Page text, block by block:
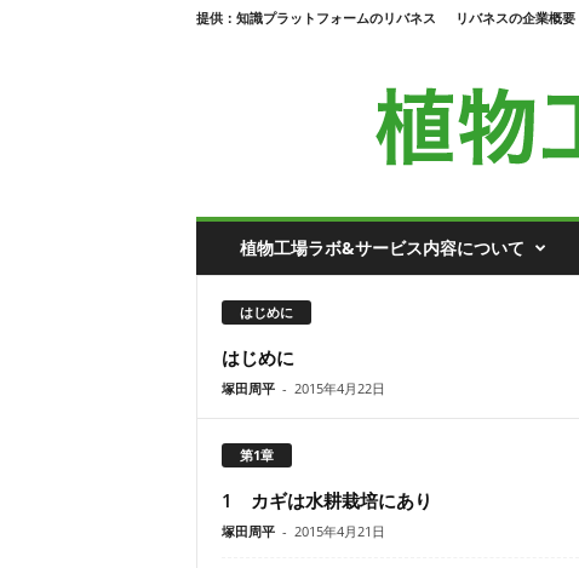
提供：知識プラットフォームのリバネス リバネスの企業概要
工
植物工場ラボ&サービス内容について
はじめに
はじめに
塚田周平 - 2015年4月22日
第1章
1 カギは水耕栽培にあり
塚田周平 - 2015年4月21日